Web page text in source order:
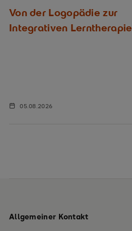
Von der Logopädie zur
Integrativen Lerntherapie
05.08.2026
Allgemeiner Kontakt